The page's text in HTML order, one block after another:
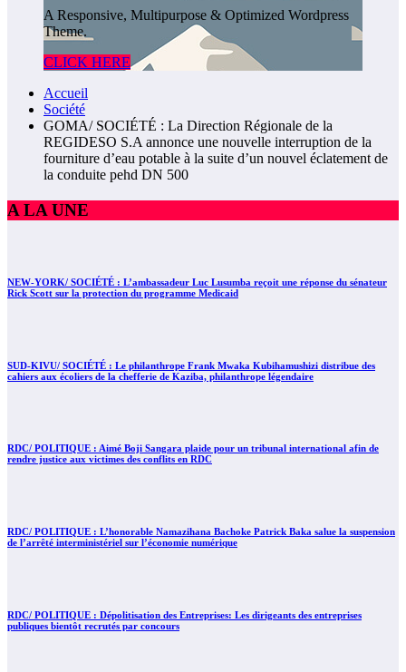
A Responsive, Multipurpose & Optimized Wordpress
Theme.
CLICK HERE
Accueil
Société
GOMA/ SOCIÉTÉ : La Direction Régionale de la
REGIDESO S.A annonce une nouvelle interruption de la
fourniture d’eau potable à la suite d’un nouvel éclatement de
la conduite pehd DN 500
A LA UNE
NEW-YORK/ SOCIÉTÉ : L’ambassadeur Luc Lusumba reçoit une réponse du sénateur
Rick Scott sur la protection du programme Medicaid
SUD-KIVU/ SOCIÉTÉ : Le philanthrope Frank Mwaka Kubihamushizi distribue des
cahiers aux écoliers de la chefferie de Kaziba, philanthrope légendaire
RDC/ POLITIQUE : Aimé Boji Sangara plaide pour un tribunal international afin de
rendre justice aux victimes des conflits en RDC
RDC/ POLITIQUE : L’honorable Namazihana Bachoke Patrick Baka salue la suspension
de l’arrêté interministériel sur l’économie numérique
RDC/ POLITIQUE : Dépolitisation des Entreprises: Les dirigeants des entreprises
publiques bientôt recrutés par concours